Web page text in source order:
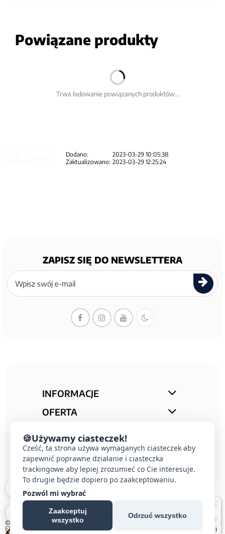
Powiązane produkty
Trwa ładowanie powiązanych produktów...
Dodano:
2023-03-29 10:05:38
Zaktualizowano: 2023-03-29 12:25:24
ZAPISZ SIĘ DO NEWSLETTERA
Zapisz
się
newslettera
INFORMACJE
OFERTA
KONTAKT
© 2026 E-DOMUS |Kontakt Simon
Electric|
| All rights reserved
🍪Używamy ciasteczek!
Cześć, ta strona używa wymaganych ciasteczek aby
zapewnić poprawne działanie i ciasteczka
trackingowe aby lepiej zrozumieć co Cie interesuje.
To drugie będzie dopiero po zaakceptowaniu.
Pozwól mi wybrać
Zaakceptuj
wszystko
Odrzuć wszystko